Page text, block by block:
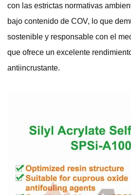
con las estrictas normativas
bajo contenido de COV, lo que
sostenible y responsable con el
que ofrece un excelente
antiincrustante.